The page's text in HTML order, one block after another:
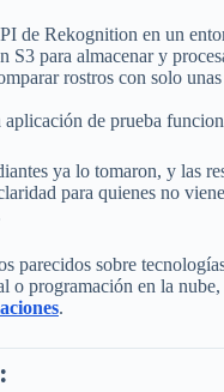
de Rekognition en un
S3 para almacenar y
rostros con solo
aplicación de prueba
ya lo tomaron, y las
para quienes no
parecidos sobre
o programación en la nube,
.